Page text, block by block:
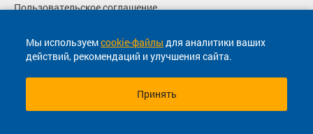
Мы используемcookie-файлы для аналитики ваших
действий, рекомендаций и улучшения сайта.
Принять
Пользовательское соглашение
Политика конфиденциальности
Согласие на маркетинговые сообщения
© 2013-2026, ООО "Капитал"- Онлайн сервис продажи